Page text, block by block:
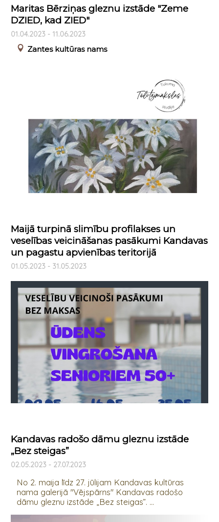
Maritas Bērziņas gleznu izstāde "Zeme
DZIED, kad ZIED"
01.04.2023 - 11.06.2023
Zantes kultūras nams
Maijā turpinā slimību profilakses un
veselības veicināšanas pasākumi Kandavas
un pagastu apvienības teritorijā
01.05.2023 - 31.05.2023
Kandavas radošo dāmu gleznu izstāde
„Bez steigas”
02.05.2023 - 27.07.2023
No 2. maija līdz 27. jūlijam Kandavas kultūras
nama galerijā "Vējspārns" Kandavas radošo
dāmu gleznu izstāde „Bez steigas”. ...